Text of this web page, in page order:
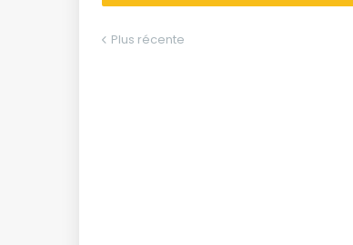
Plus récente